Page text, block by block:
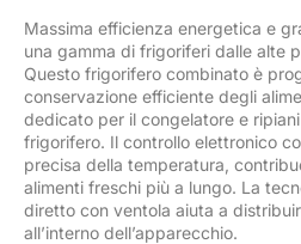
Massima efficienza energetica e
una gamma di frigoriferi dalle alte
Questo frigorifero combinato è
conservazione efficiente degli
dedicato per il congelatore e
frigorifero. Il controllo elettronico
precisa della temperatura,
alimenti freschi più a lungo. La
diretto con ventola aiuta a
all’interno dell’apparecchio.